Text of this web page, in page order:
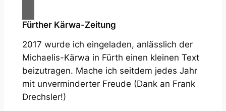
Fürther Kärwa-Zeitung
2017 wurde ich eingeladen, anlässlich der
Michaelis-Kärwa in Fürth einen kleinen Text
beizutragen. Mache ich seitdem jedes Jahr
mit unverminderter Freude (Dank an Frank
Drechsler!)